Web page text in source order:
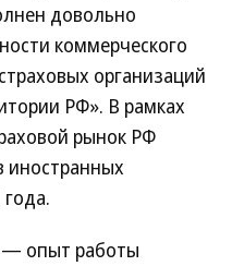
довольно
коммерческого
организаций
РФ». В рамках
рынок РФ
иностранных
года.
— опыт работы